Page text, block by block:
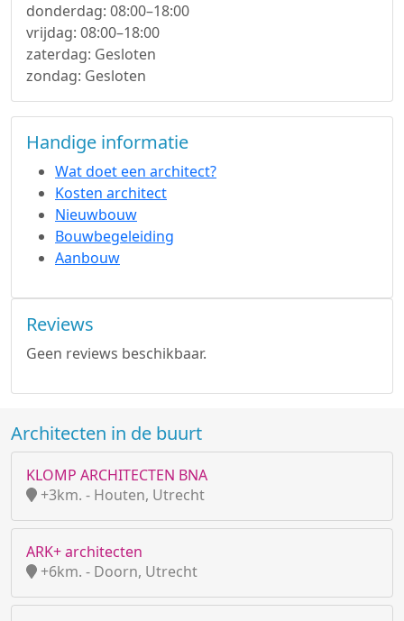
donderdag: 08:00–18:00
vrijdag: 08:00–18:00
zaterdag: Gesloten
zondag: Gesloten
Handige informatie
Wat doet een architect?
Kosten architect
Nieuwbouw
Bouwbegeleiding
Aanbouw
Reviews
Geen reviews beschikbaar.
Architecten in de buurt
KLOMP ARCHITECTEN BNA
+3km. - Houten, Utrecht
ARK+ architecten
+6km. - Doorn, Utrecht